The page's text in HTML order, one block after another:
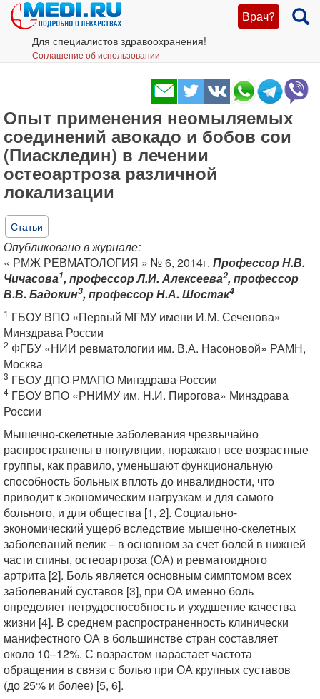
Врач?
Для специалистов здравоохранения!
Соглашение об использовании
Опыт применения неомыляемых
соединений авокадо и бобов сои
(Пиаскледин) в лечении
остеоартроза различной
локализации
Статьи
Опубликовано в журнале:
« РМЖ РЕВМАТОЛОГИЯ » № 6, 2014г. Профессор Н.В.
Чичасова1, профессор Л.И. Алексеева2, профессор
В.В. Бадокин3, профессор Н.А. Шостак4
1 ГБОУ ВПО «Первый МГМУ имени И.М. Сеченова»
Минздрава России
2 ФГБУ «НИИ ревматологии им. В.А. Насоновой» РАМН,
Москва
3 ГБОУ ДПО РМАПО Минздрава России
4 ГБОУ ВПО «РНИМУ им. Н.И. Пирогова» Минздрава
России
Мышечно-скелетные заболевания чрезвычайно
распространены в популяции, поражают все возрастные
группы, как правило, уменьшают функциональную
способность больных вплоть до инвалидности, что
приводит к экономическим нагрузкам и для самого
больного, и для общества [1, 2]. Социально-
экономический ущерб вследствие мышечно-скелетных
заболеваний велик – в основном за счет болей в нижней
части спины, остеоартроза (ОА) и ревматоидного
артрита [2]. Боль является основным симптомом всех
заболеваний суставов [3], при ОА именно боль
определяет нетрудоспособность и ухудшение качества
жизни [4]. В среднем распространенность клинически
манифестного ОА в большинстве стран составляет
около 10–12%. С возрастом нарастает частота
обращения в связи с болью при ОА крупных суставов
(до 25% и более) [5, 6].